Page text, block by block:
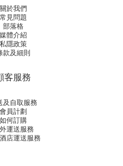
關於我們
常見問題
部落格
媒體介紹
私隱政策
款及細則
客服務
及自取服務
會員計劃
如何訂購
運送服務
店運送服務